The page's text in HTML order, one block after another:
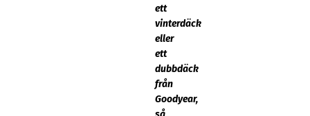
ett
vinterdäck
eller
ett
dubbdäck
från
Goodyear,